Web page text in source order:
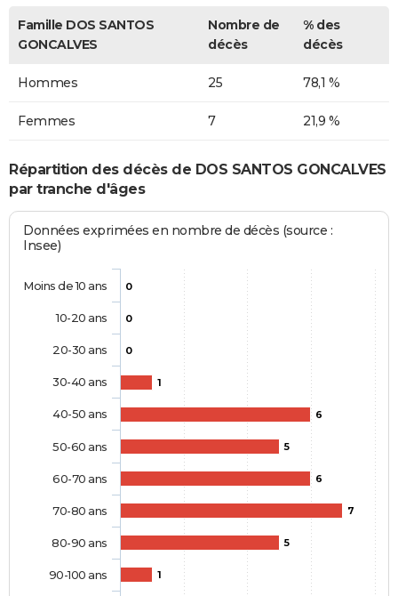
Famille DOS SANTOS
GONCALVES
Nombre de
décès
% des
décès
Hommes 25 78,1 %
Femmes 7 21,9 %
Répartition des décès de DOS SANTOS GONCALVES
par tranche d'âges
Données exprimées en nombre de décès (source :
Insee)
0
0
0
1
6
5
6
7
5
1
Moins de 10 ans
10-20 ans
20-30 ans
30-40 ans
40-50 ans
50-60 ans
60-70 ans
70-80 ans
80-90 ans
90-100 ans